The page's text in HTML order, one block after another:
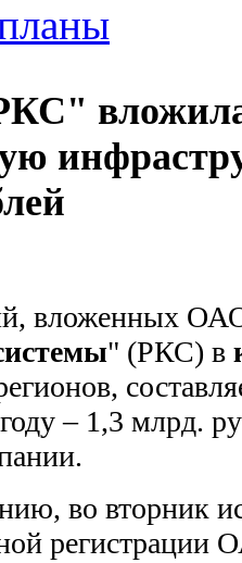
вложенных
" (РКС) в
– 1,3 млрд.
во вторник